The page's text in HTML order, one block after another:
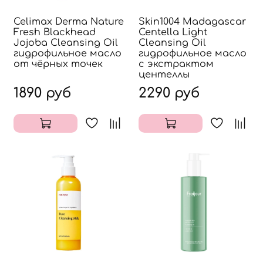
Celimax Derma Nature
Fresh Blackhead
Jojoba Cleansing Oil
гидрофильное масло
от чёрных точек
1890 руб
Skin1004 Madagascar
Centella Light
Cleansing Oil
гидрофильное масло
с экстрактом
центеллы
2290 руб